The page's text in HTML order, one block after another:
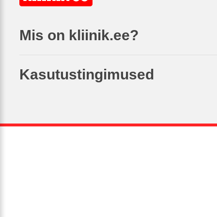
Mis on kliinik.ee?
Kasutustingimused